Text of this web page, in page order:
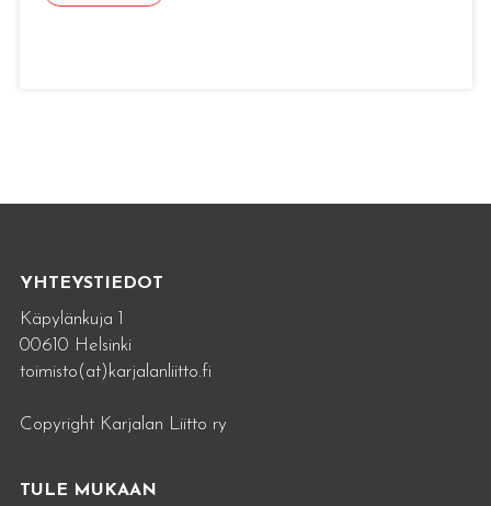
YHTEYSTIEDOT
Käpylänkuja 1
00610 Helsinki
toimisto(at)karjalanliitto.fi
Copyright Karjalan Liitto ry
TULE MUKAAN